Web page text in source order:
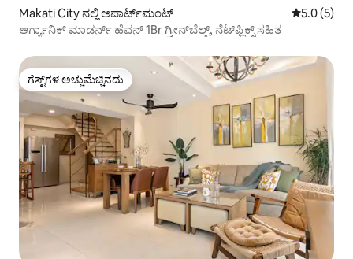
Makati City ನಲ್ಲಿ ಅಪಾರ್ಟ್‌ಮಂಟ್ 5 ರಲ್ಲಿ 5.0
5.0 (5)
ಆರ್ಗ್ಯಾನಿಕ್ ಮಾಡರ್ನ್ ಹೆವನ್ 1Br ಗ್ರೀನ್‌ಬೆಲ್ಟ್, ನೆಟ್‌ಫ್ಲಿಕ್ಸ್ ಸಹಿತ
ಗೆಸ್ಟ್‌ಗಳ ಅಚ್ಚುಮೆಚ್ಚಿನದು
ಗೆಸ್ಟ್‌ಗಳ ಅಚ್ಚುಮೆಚ್ಚಿನದು